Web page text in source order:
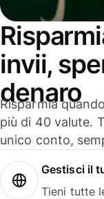
invii,
denaro
Risparmia
più di 40 valute.
unico conto,
Gestisci il
Tieni tutte